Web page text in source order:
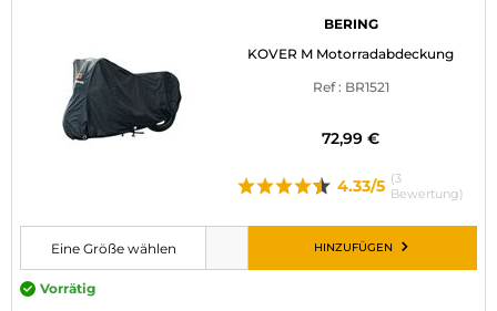
BERING
KOVER M Motorradabdeckung
Ref : BR1521
72,99 €
4.33/5 (3
Bewertung)
Bitte wählen Sie eine Größe, bevor Sie den Artikel in den Warenkorb
Eine Größe wählen
Vorrätig
HINZUFÜGEN